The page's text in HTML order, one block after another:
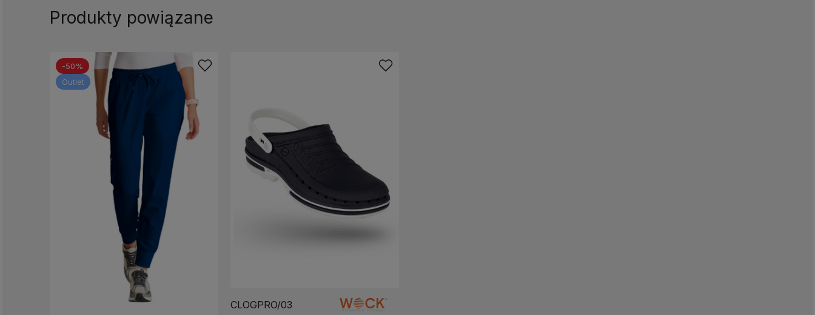
Produkty powiązane
-50%
Outlet
CLOGPRO/03